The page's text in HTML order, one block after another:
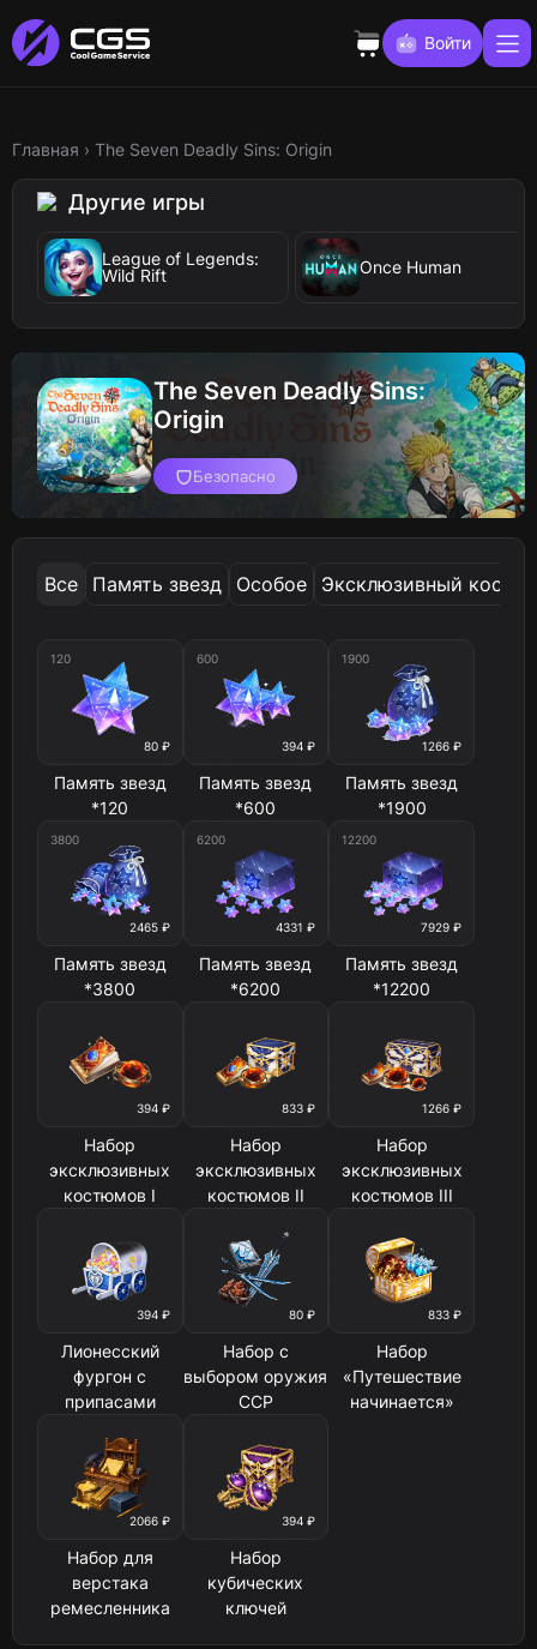
Войти
Главная › The Seven Deadly Sins: Origin
Другие игры
League of Legends:
Wild Rift
Once Human
The Seven Deadly Sins:
Origin
Безопасно
Все Память звезд Особое Эксклюзивный
80 ₽
120
Память звезд
*120
394 ₽
600
Память звезд
*600
1266 ₽
1900
Память звезд
*1900
2465 ₽
3800
Память звезд
*3800
4331 ₽
6200
Память звезд
*6200
7929 ₽
12200
Память звезд
*12200
394 ₽
Набор
эксклюзивных
костюмов I
833 ₽
Набор
эксклюзивных
костюмов II
1266 ₽
Набор
эксклюзивных
костюмов III
394 ₽
Лионесский
фургон с
припасами
80 ₽
Набор с
выбором оружия
ССР
833 ₽
Набор
«Путешествие
начинается»
2066 ₽
Набор для
верстака
ремесленника
394 ₽
Набор
кубических
ключей